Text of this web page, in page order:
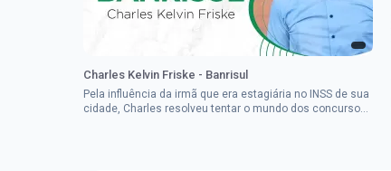
Charles Kelvin Friske - Banrisul
Pela influência da irmã que era estagiária no INSS de sua
cidade, Charles resolveu tentar o mundo dos concursos